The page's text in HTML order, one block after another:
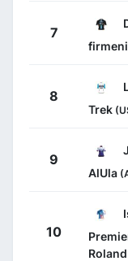
7
8
Trek
9
AlUla
10
Roland